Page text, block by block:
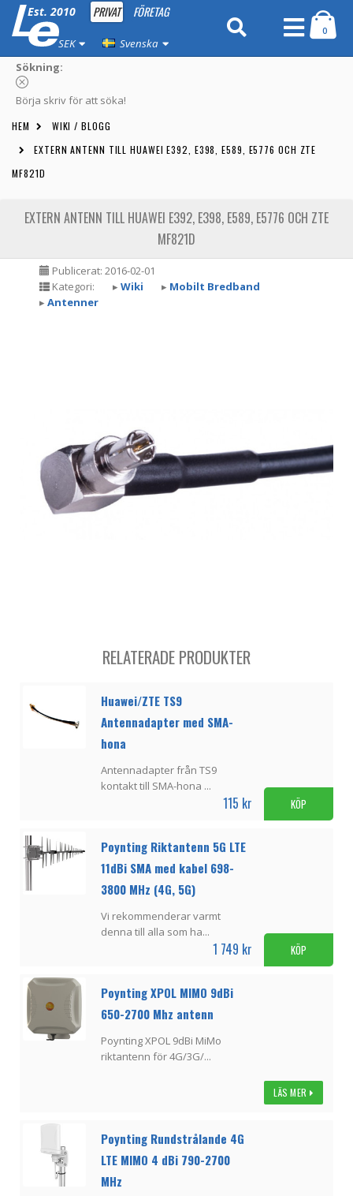
Est. 2010 PRIVAT FÖRETAG
SEK Svenska
0
Sökning:
Börja skriv för att söka!
HEM
WIKI / BLOGG
EXTERN ANTENN TILL HUAWEI E392, E398, E589, E5776 OCH ZTE
MF821D
EXTERN ANTENN TILL HUAWEI E392, E398, E589, E5776 OCH ZTE
MF821D
Publicerat: 2016-02-01
Kategori:
▸ Wiki ▸ Mobilt Bredband
▸ Antenner
RELATERADE PRODUKTER
Huawei/ZTE TS9
Antennadapter med SMA-
hona
Antennadapter från TS9
kontakt till SMA-hona ...
115 kr KÖP
Poynting Riktantenn 5G LTE
11dBi SMA med kabel 698-
3800 MHz (4G, 5G)
Vi rekommenderar varmt
denna till alla som ha...
1 749 kr KÖP
Poynting XPOL MIMO 9dBi
650-2700 Mhz antenn
Poynting XPOL 9dBi MiMo
riktantenn för 4G/3G/...
LÄS MER
Poynting Rundstrålande 4G
LTE MIMO 4 dBi 790-2700
MHz